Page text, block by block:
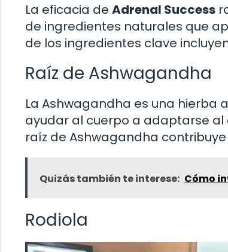
La eficacia de Adrenal Success
de ingredientes naturales que
de los ingredientes clave
Raíz de Ashwagandha
La Ashwagandha es una
ayudar al cuerpo a adaptarse al
raíz de Ashwagandha
Quizás también te interese: Cómo
Rodiola